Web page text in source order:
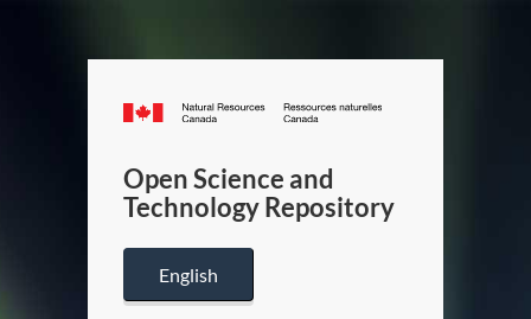
Canada.ca
/
Canada
Open Science and
Technology Repository
English